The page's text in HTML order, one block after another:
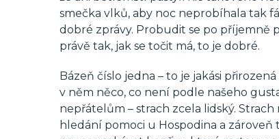
smečka vlků, aby noc neprobíhala tak
dobré zprávy. Probudit se po příjemně
právě tak, jak se točit má, to je dobré.
Bázeň číslo jedna – to je jakási
v něm něco, co není podle našeho
nepřátelům – strach zcela lidský.
hledání pomoci u Hospodina a